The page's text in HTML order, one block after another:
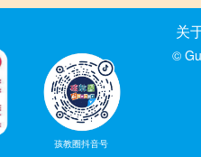
孩教圈抖音号
关
©